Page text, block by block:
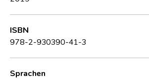
ISBN
978-2-930390-41-3
Sprachen